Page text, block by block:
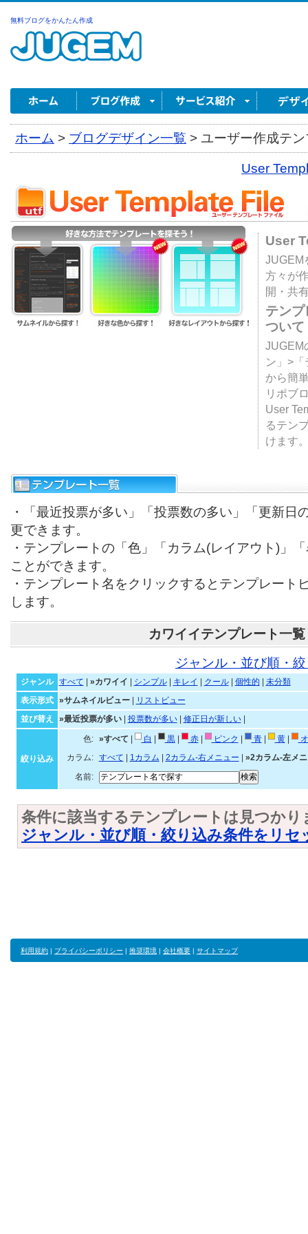
無料ブログをかんたん作成
ホーム > ブログデザイン一覧 > ユーザー作成テ
User
User
JUGEM
方々が
開・共
テン
ついて
JUGEM
ン」>
から簡
リポブ
User
るテン
けます
・「最近投票が多い」「投票数の多い」「更新日
更できます。
・テンプレートの「色」「カラム(レイアウト)」
ことができます。
・テンプレート名をクリックするとテンプレート
します。
カワイイテンプレート一覧
ジャンル・並び順・
ジャンル すべて »カワイイ シンプル| キレイ クール| 個性的
未分類
表示形式
»サムネイルビュー|
リストビュー
並び替え
»最近投票が多い| 投票数が多い| 修正日が新しい|
絞り込み
色: »すべて 白 黒| 赤| ピンク 青| 黄|
カラム:
すべて 1カラム 2カラム-右メニュー
»2カラム-左メ
名前:
条件に該当するテンプレートは見つかり
ジャンル・並び順・絞り込み条件をリセ
利用規約 | プライバシーポリシー | 推奨環境 | 会社概要 | サイトマップ